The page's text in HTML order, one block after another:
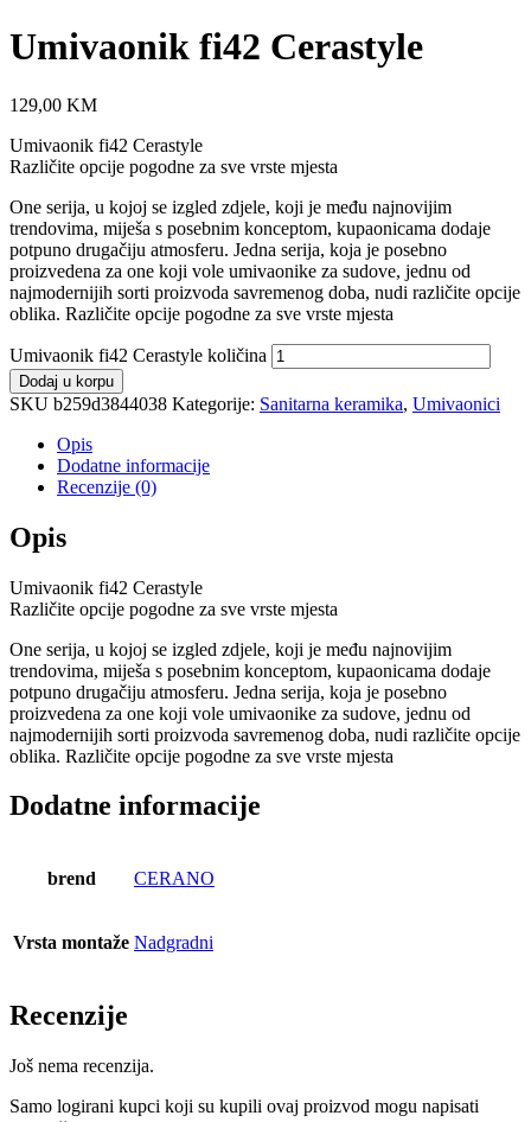
Umivaonik fi42 Cerastyle
129,00 KM
Umivaonik fi42 Cerastyle
Različite opcije pogodne za sve vrste mjesta
One serija, u kojoj se izgled zdjele, koji je među najnovijim
trendovima, miješa s posebnim konceptom, kupaonicama dodaje
potpuno drugačiju atmosferu. Jedna serija, koja je posebno
proizvedena za one koji vole umivaonike za sudove, jednu od
najmodernijih sorti proizvoda savremenog doba, nudi različite opcije
oblika. Različite opcije pogodne za sve vrste mjesta
Umivaonik fi42 Cerastyle količina
Dodaj u korpu
SKU b259d3844038 Kategorije: Sanitarna keramika, Umivaonici
Opis
Dodatne informacije
Recenzije (0)
Opis
Umivaonik fi42 Cerastyle
Različite opcije pogodne za sve vrste mjesta
One serija, u kojoj se izgled zdjele, koji je među najnovijim
trendovima, miješa s posebnim konceptom, kupaonicama dodaje
potpuno drugačiju atmosferu. Jedna serija, koja je posebno
proizvedena za one koji vole umivaonike za sudove, jednu od
najmodernijih sorti proizvoda savremenog doba, nudi različite opcije
oblika. Različite opcije pogodne za sve vrste mjesta
Dodatne informacije
brend CERANO
Vrsta montaže Nadgradni
Recenzije
Još nema recenzija.
Samo logirani kupci koji su kupili ovaj proizvod mogu napisati